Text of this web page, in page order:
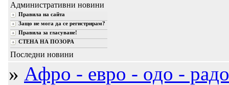
Административни новини
Правила на сайта
Защо не мога да се регистрирам?
Правила за гласуване!
СТЕНА НА ПОЗОРА
Последни новини
» Афро - евро - одо -